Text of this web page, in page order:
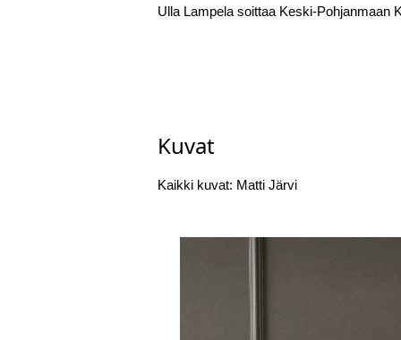
Ulla Lampela soittaa Keski-
Kuvat
Kaikki kuvat: Matti Järvi